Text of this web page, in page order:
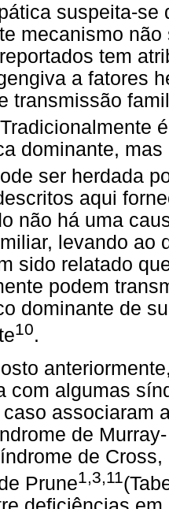
suspeita-
mecanismo
tem
a fatores
transmissão
dominante,
ser herdada
aqui
não há uma
levando ao
sido relatado
podem
dominante de
10.
com algumas
associaram
de
de
Prune1,3,11